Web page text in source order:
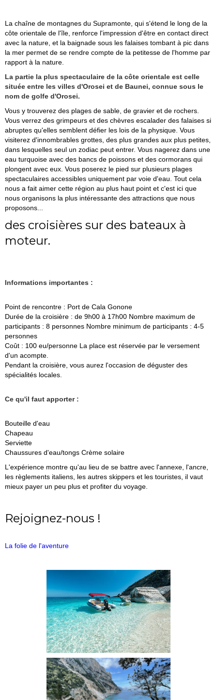
La chaîne de montagnes du Supramonte, qui s'étend le long de la
côte orientale de l'île, renforce l'impression d'être en contact direct
avec la nature, et la baignade sous les falaises tombant à pic dans
la mer permet de se rendre compte de la petitesse de l'homme par
rapport à la nature.
La partie la plus spectaculaire de la côte orientale est celle
située entre les villes d'Orosei et de Baunei, connue sous le
nom de golfe d'Orosei.
Vous y trouverez des plages de sable, de gravier et de rochers.
Vous verrez des grimpeurs et des chèvres escalader des falaises si
abruptes qu'elles semblent défier les lois de la physique. Vous
visiterez d'innombrables grottes, des plus grandes aux plus petites,
dans lesquelles seul un zodiac peut entrer. Vous nagerez dans une
eau turquoise avec des bancs de poissons et des cormorans qui
plongent avec eux. Vous poserez le pied sur plusieurs plages
spectaculaires accessibles uniquement par voie d'eau. Tout cela
nous a fait aimer cette région au plus haut point et c'est ici que
nous organisons la plus intéressante des attractions que nous
proposons...
des croisières sur des bateaux à
moteur.
Informations importantes :
Point de rencontre : Port de Cala Gonone
Durée de la croisière : de 9h00 à 17h00 Nombre maximum de
participants : 8 personnes Nombre minimum de participants : 4-5
personnes
Coût : 100 eu/personne La place est réservée par le versement
d'un acompte.
Pendant la croisière, vous aurez l'occasion de déguster des
spécialités locales.
Ce qu'il faut apporter :
Bouteille d'eau
Chapeau
Serviette
Chaussures d'eau/tongs Crème solaire
L'expérience montre qu'au lieu de se battre avec l'annexe, l'ancre,
les règlements italiens, les autres skippers et les touristes, il vaut
mieux payer un peu plus et profiter du voyage.
Rejoignez-nous !
La folie de l'aventure